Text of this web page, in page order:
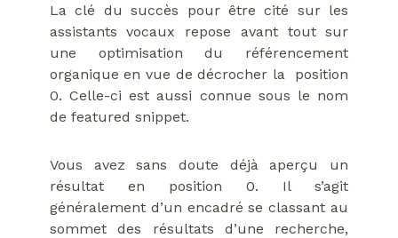
La clé du succès pour être cité sur les
assistants vocaux repose avant tout sur
une optimisation du référencement
organique en vue de décrocher la position
0. Celle-ci est aussi connue sous le nom
de featured snippet.
Vous avez sans doute déjà aperçu un
résultat en position 0. Il s’agit
généralement d’un encadré se classant au
sommet des résultats d’une recherche,